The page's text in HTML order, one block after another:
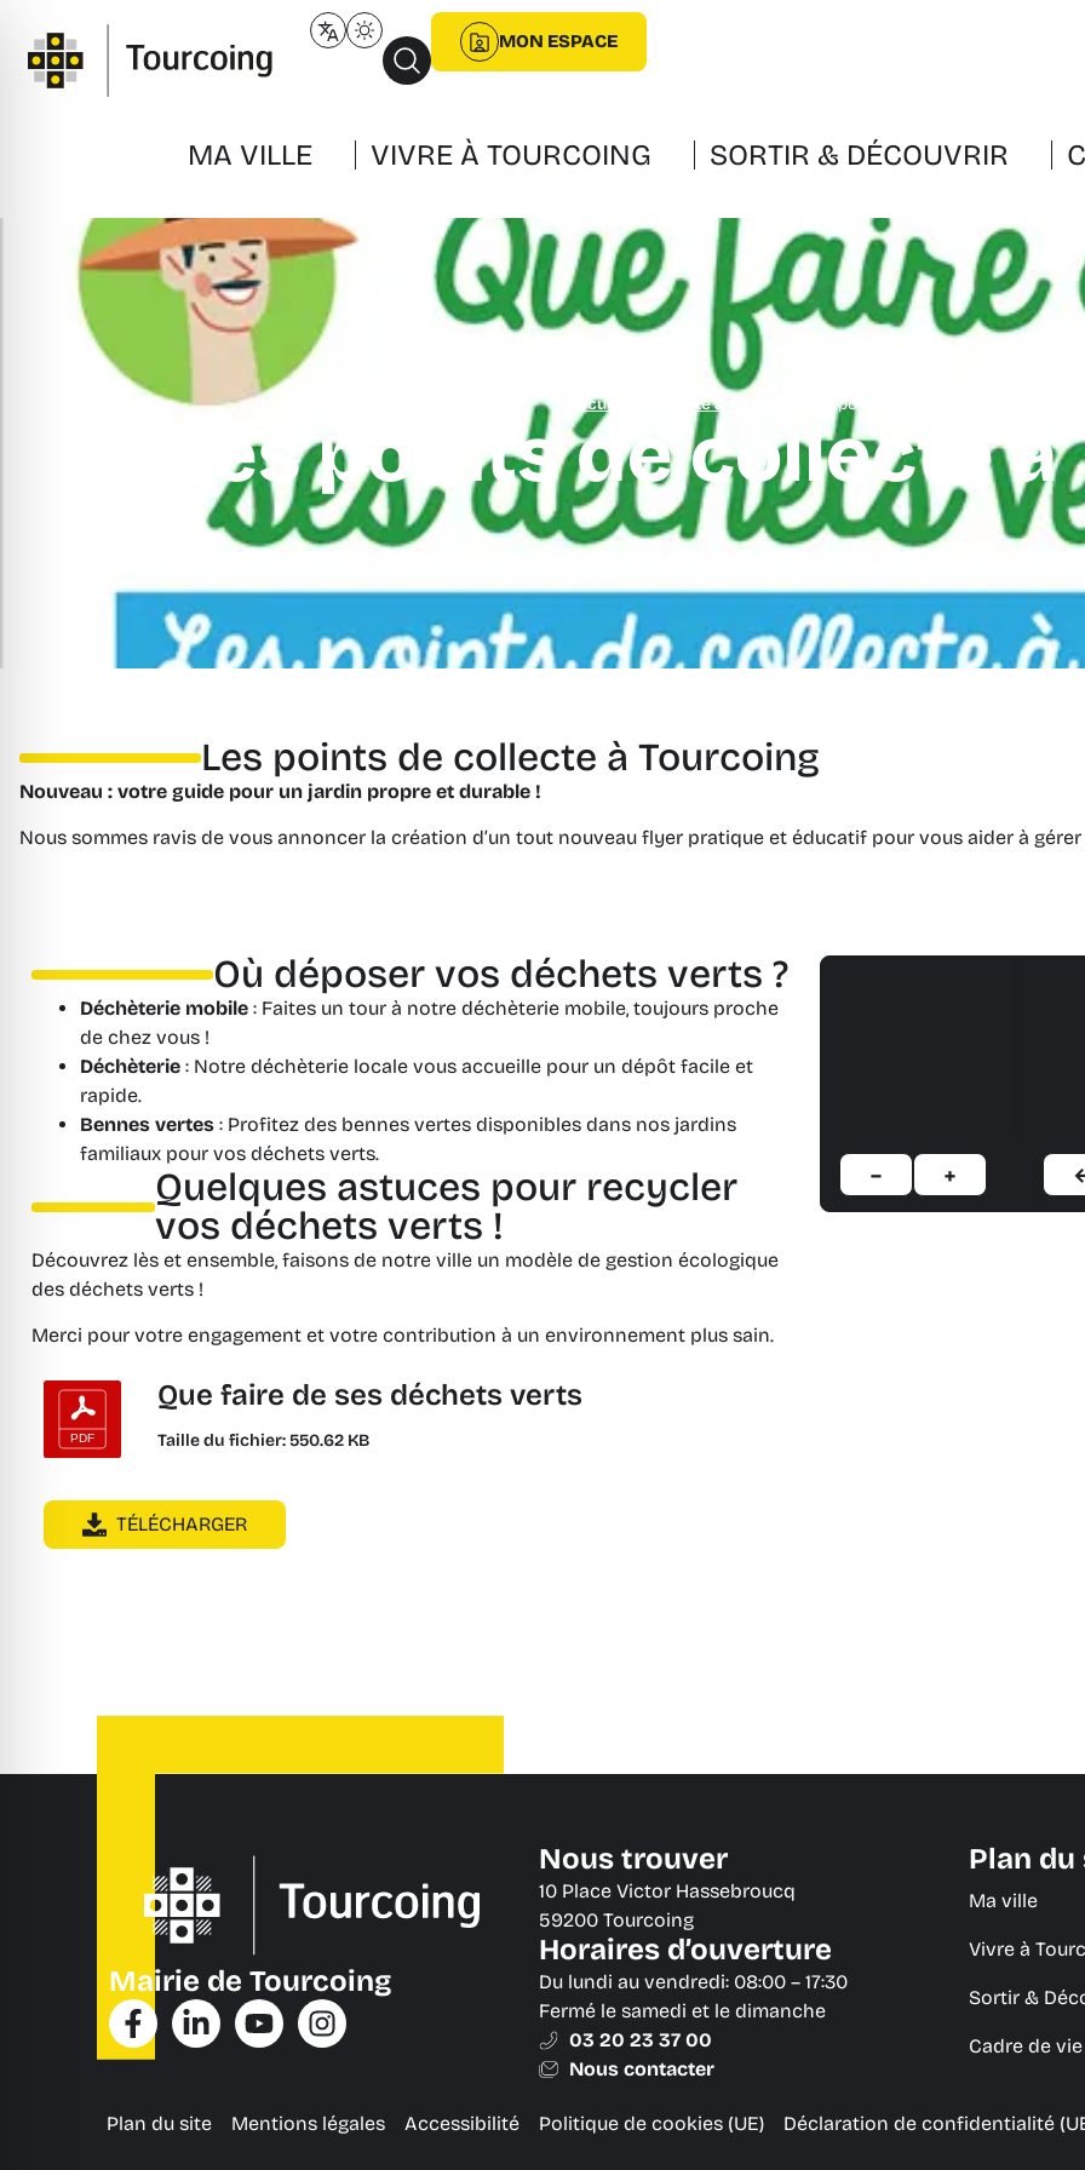
MON ESPACE
MA VILLE VIVRE À TOURCOING SORTIR & DÉCOUVRIR
Accueil Propreté & déchets Les points de collecte à Tourcoing
Les points de collecte à
Les points de collecte à Tourcoing
Nouveau : votre guide pour un jardin propre et durable !
Nous sommes ravis de vous annoncer la création d’un tout nouveau flyer pratique et éducatif pour vous aider à
Où déposer vos déchets verts ?
Déchèterie mobile : Faites un tour à notre déchèterie mobile, toujours proche
de chez vous !
Déchèterie : Notre déchèterie locale vous accueille pour un dépôt facile et
rapide.
Bennes vertes : Profitez des bennes vertes disponibles dans nos jardins
familiaux pour vos déchets verts.
Quelques astuces pour recycler
vos déchets verts !
Découvrez lès et ensemble, faisons de notre ville un modèle de gestion écologique
des déchets verts !
Merci pour votre engagement et votre contribution à un environnement plus sain.
Que faire de ses déchets verts
Taille du fichier: 550.62 KB
TÉLÉCHARGER
− +
Mairie de Tourcoing
Nous trouver
10 Place Victor Hassebroucq
59200 Tourcoing
Horaires d’ouverture
Du lundi au vendredi: 08:00 – 17:30
Fermé le samedi et le dimanche
03 20 23 37 00
Nous contacter
Plan du
Ma ville
Vivre à
Sortir &
Cadre de
Plan du site Mentions légales Accessibilité Politique de cookies (UE) Déclaration de confidentialité